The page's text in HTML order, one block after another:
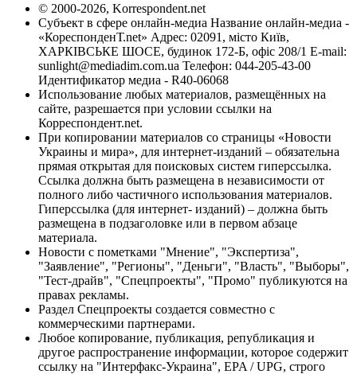
© 2000-2026, Korrespondent.net
Субъект в сфере онлайн-медиа Название онлайн-медиа -
«КореспонденТ.net» Адрес: 02091, місто Київ,
ХАРКІВСЬКЕ ШОСЕ, будинок 172-Б, офіс 208/1 E-mail:
sunlight@mediadim.com.ua Телефон: 044-205-43-00
Идентификатор медиа - R40-06068
Использование любых материалов, размещённых на
сайте, разрешается при условии ссылки на
Корреспондент.net.
При копировании материалов со страницы «Новости
Украины и мира», для интернет-изданий – обязательна
прямая открытая для поисковых систем гиперссылка.
Ссылка должна быть размещена в независимости от
полного либо частичного использования материалов.
Гиперссылка (для интернет- изданий) – должна быть
размещена в подзаголовке или в первом абзаце
материала.
Новости с пометками "Мнение", "Экспертиза",
"Заявление", "Регионы", "Деньги", "Власть", "Выборы",
"Тест-драйв", "Спецпроекты", "Промо" публикуются на
правах рекламы.
Раздел Спецпроекты создается совместно с
коммерческими партнерами.
Любое копирование, публикация, републикация и
другое распространение информации, которое содержит
ссылку на "Интерфакс-Украина", EPA / UPG, строго